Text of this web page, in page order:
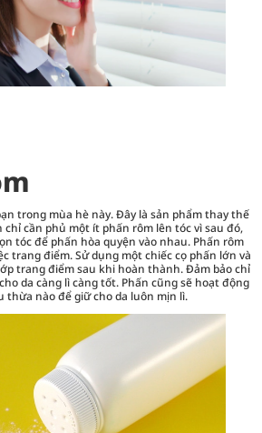
trong mùa hè này. Đây là sản phẩm thay thế
chỉ cần phủ một ít phấn rôm lên tóc vì sau đó,
tóc để phấn hòa quyện vào nhau. Phấn rôm
trang điểm. Sử dụng một chiếc cọ phấn lớn và
trang điểm sau khi hoàn thành. Đảm bảo chỉ
da càng lì càng tốt. Phấn cũng sẽ hoạt động
thừa nào để giữ cho da luôn mịn lì.